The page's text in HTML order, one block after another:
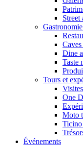
Street
Dine
Taste
Tours et
One
Moto
Événements